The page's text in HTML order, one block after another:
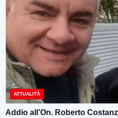
ATTUALITÀ
Addio all’On. Roberto